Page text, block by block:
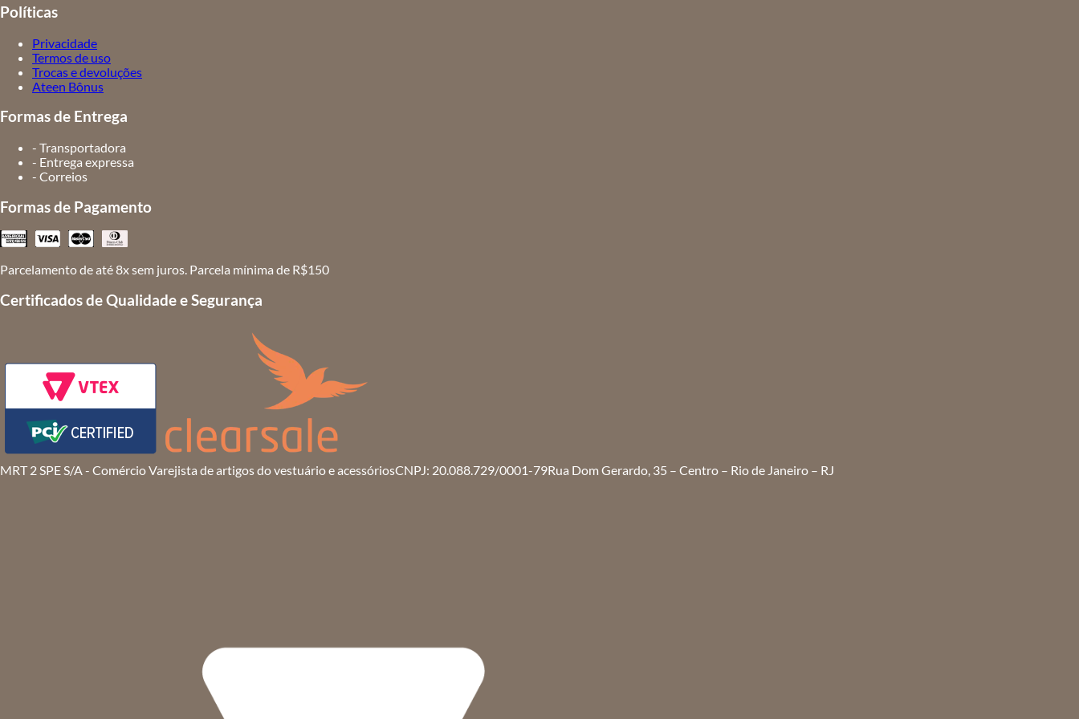
Políticas
Privacidade
Termos de uso
Trocas e devoluções
Ateen Bônus
Formas de Entrega
- Transportadora
- Entrega expressa
- Correios
Formas de Pagamento
Parcelamento de até 8x sem juros. Parcela mínima de R$150
Certificados de Qualidade e Segurança
MRT 2 SPE S/A - Comércio Varejista de artigos do vestuário e acessóriosCNPJ: 20.088.729/0001-79Rua Dom Gerardo, 35 – Centro – Rio de Janeiro – RJ